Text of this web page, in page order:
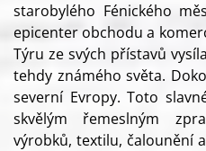
starobylého Fénického
epicenter obchodu a
Týru ze svých přístavů
tehdy známého světa.
severní Evropy. Toto
skvělým řemeslným
výrobků, textilu, čalounění